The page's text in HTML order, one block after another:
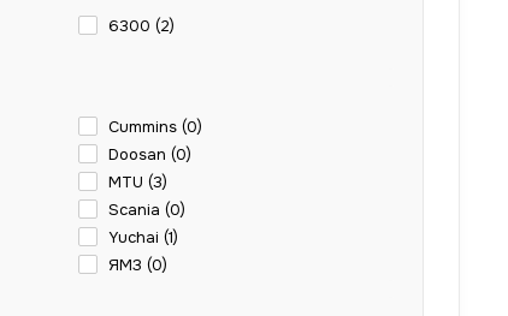
6300 (2)
Cummins (0)
Doosan (0)
MTU (3)
Scania (0)
Yuchai (1)
ЯМЗ (0)